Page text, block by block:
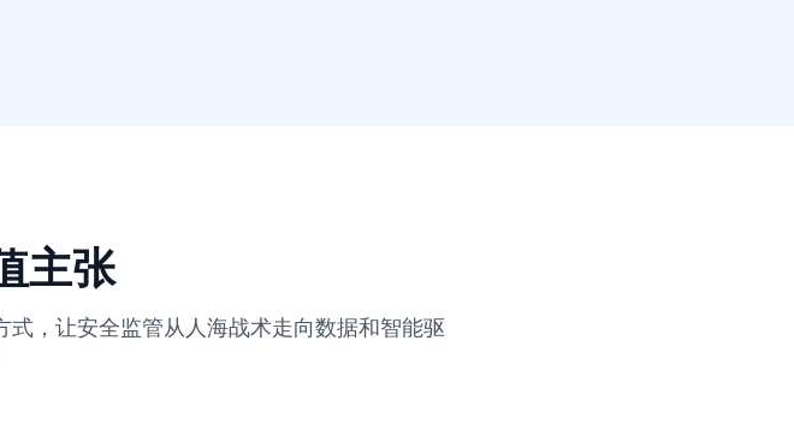
主张
，让安全监管从人海战术走向数据和智能驱